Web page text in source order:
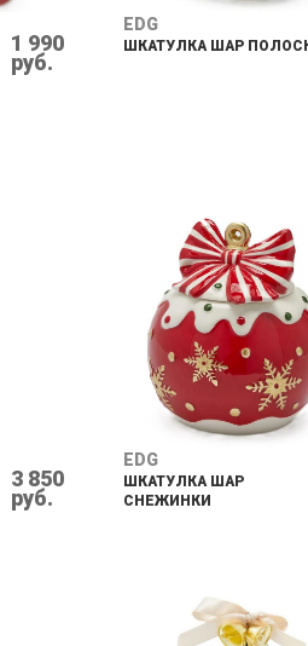
1 990
руб.
EDG
ШКАТУЛКА ШАР
3 850
руб.
EDG
ШКАТУЛКА ШАР
СНЕЖИНКИ